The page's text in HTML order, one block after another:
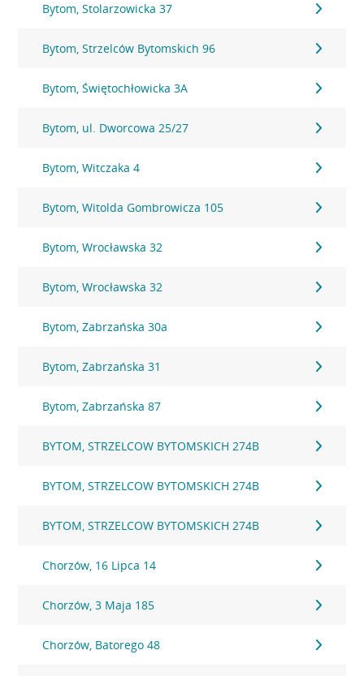
Bytom, Stolarzowicka 37
Bytom, Strzelców Bytomskich 96
Bytom, Świętochłowicka 3A
Bytom, ul. Dworcowa 25/27
Bytom, Witczaka 4
Bytom, Witolda Gombrowicza 105
Bytom, Wrocławska 32
Bytom, Wrocławska 32
Bytom, Zabrzańska 30a
Bytom, Zabrzańska 31
Bytom, Zabrzańska 87
BYTOM, STRZELCOW BYTOMSKICH 274B
BYTOM, STRZELCOW BYTOMSKICH 274B
BYTOM, STRZELCOW BYTOMSKICH 274B
Chorzów, 16 Lipca 14
Chorzów, 3 Maja 185
Chorzów, Batorego 48